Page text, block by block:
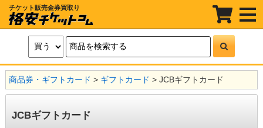
チケット販売金券買取り
t
o
g
n
a
i
商品券・ギフトカード > ギフトカード > JCBギフトカード
JCBギフトカード